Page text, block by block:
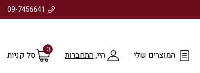
09-7456641
המוצרים שלי היי,התחברות
0
סל קניות